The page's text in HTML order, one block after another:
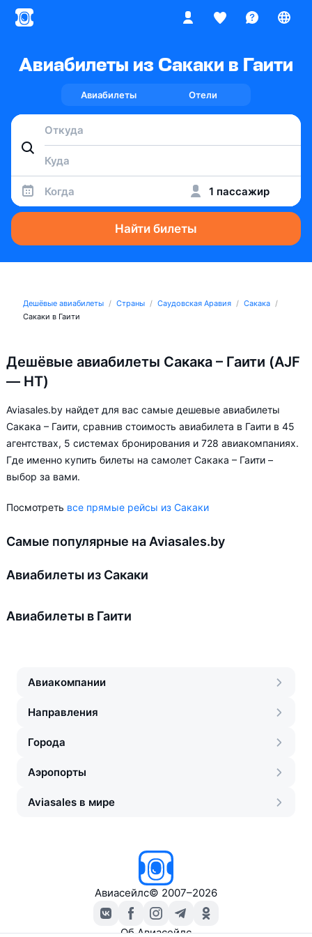
Авиабилеты из Сакаки в Гаити
Авиабилеты Отели
Когда 1 пассажир
Найти билеты
Дешёвые авиабилеты Страны Саудовская Аравия
Сакака
Сакаки в Гаити
Дешёвые авиабилеты Сакака – Гаити (AJF
— HT)
Aviasales.by найдет для вас самые дешевые авиабилеты
Сакака – Гаити, сравнив стоимость авиабилета в Гаити в 45
агентствах, 5 системах бронирования и 728 авиакомпаниях.
Где именно купить билеты на самолет Сакака – Гаити –
выбор за вами.
Посмотреть все прямые рейсы из Сакаки
Самые популярные на Aviasales.by
Авиабилеты из Сакаки
Авиабилеты в Гаити
Авиакомпании
Направления
Города
Аэропорты
Aviasales в мире
Авиасейлс© 2007–2026
Об Авиасейлс